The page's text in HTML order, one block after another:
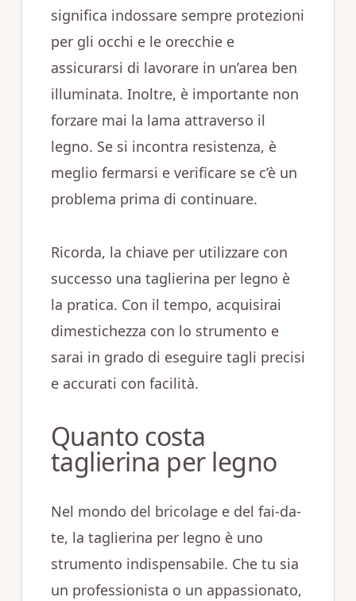
significa indossare sempre protezioni
per gli occhi e le orecchie e
assicurarsi di lavorare in un’area ben
illuminata. Inoltre, è importante non
forzare mai la lama attraverso il
legno. Se si incontra resistenza, è
meglio fermarsi e verificare se c’è un
problema prima di continuare.
Ricorda, la chiave per utilizzare con
successo una taglierina per legno è
la pratica. Con il tempo, acquisirai
dimestichezza con lo strumento e
sarai in grado di eseguire tagli precisi
e accurati con facilità.
Quanto costa
taglierina per legno
Nel mondo del bricolage e del fai-da-
te, la taglierina per legno è uno
strumento indispensabile. Che tu sia
un professionista o un appassionato,